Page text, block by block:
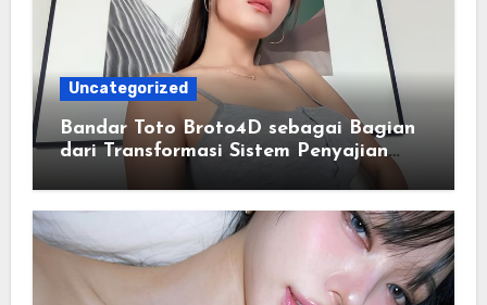
Uncategorized
Bandar Toto Broto4D sebagai Bagian
dari Transformasi Sistem Penyajian